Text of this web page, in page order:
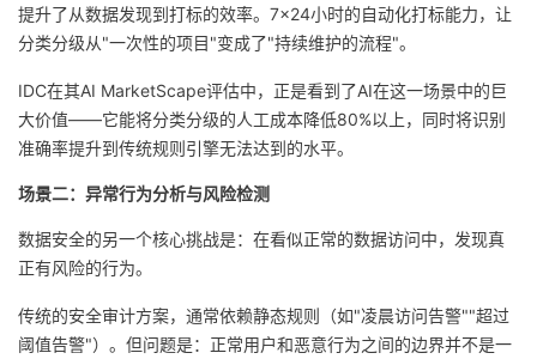
藏
提升了从数据发现到打标的效率。7×24小时的自动化打标能力，让
分类分级从"一次性的项目"变成了"持续维护的流程"。
IDC在其AI MarketScape评估中，正是看到了AI在这一场景中的巨
大价值——它能将分类分级的人工成本降低80%以上，同时将识别
准确率提升到传统规则引擎无法达到的水平。
场景二：异常行为分析与风险检测
数据安全的另一个核心挑战是：在看似正常的数据访问中，发现真
正有风险的行为。
传统的安全审计方案，通常依赖静态规则（如"凌晨访问告警""超过
阈值告警"）。但问题是：正常用户和恶意行为之间的边界并不是一